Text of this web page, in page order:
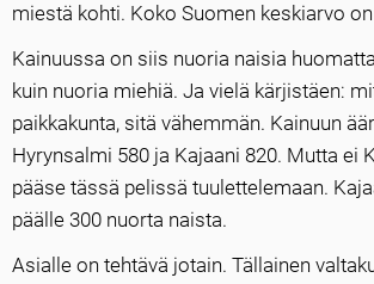
miestä kohti. Koko Suomen keskiarvo
Kainuussa on siis nuoria naisia
kuin nuoria miehiä. Ja vielä kärjistäen:
paikkakunta, sitä vähemmän. Kainuun
Hyrynsalmi 580 ja Kajaani 820. Mutta ei
pääse tässä pelissä tuulettelemaan.
päälle 300 nuorta naista.
Asialle on tehtävä jotain. Tällainen